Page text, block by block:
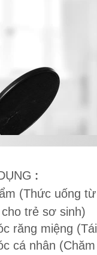
:
(Thức uống
trẻ sơ sinh)
răng miệng
cá nhân